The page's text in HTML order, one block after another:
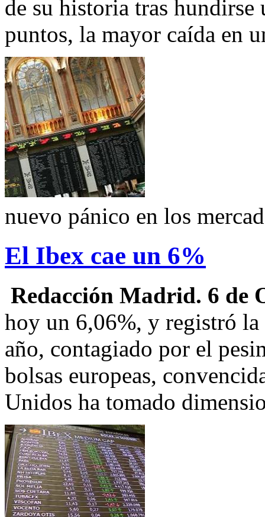
de su historia tras
puntos, la mayor caída en
nuevo pánico en los
El Ibex cae un 6%
Redacción Madrid. 6 de
hoy un 6,06%, y registró la
año, contagiado por el
bolsas europeas,
Unidos ha tomado